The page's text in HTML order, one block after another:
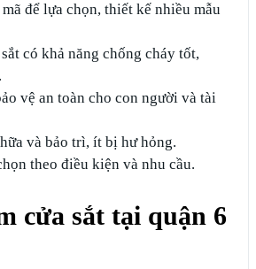
để lựa chọn, thiết kế nhiều mẫu
có khả năng chống cháy tốt,
vệ an toàn cho con người và tài
và bảo trì, ít bị hư hỏng.
theo điều kiện và nhu cầu.
cửa sắt tại quận 6